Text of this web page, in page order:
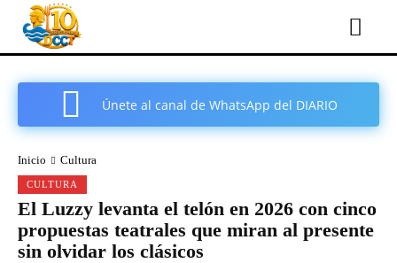
Únete al canal de WhatsApp del DIARIO
Inicio Cultura
CULTURA
El Luzzy levanta el telón en 2026 con cinco
propuestas teatrales que miran al presente
sin olvidar los clásicos